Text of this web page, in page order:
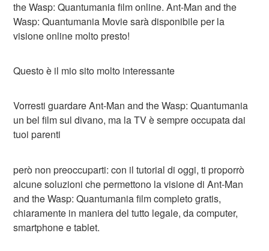
the Wasp: Quantumania film online. Ant-Man and the
Wasp: Quantumania Movie sarà disponibile per la
visione online molto presto!
Questo è il mio sito molto interessante
Vorresti guardare Ant-Man and the Wasp: Quantumania
un bel film sul divano, ma la TV è sempre occupata dai
tuoi parenti
però non preoccuparti: con il tutorial di oggi, ti proporrò
alcune soluzioni che permettono la visione di Ant-Man
and the Wasp: Quantumania film completo gratis,
chiaramente in maniera del tutto legale, da computer,
smartphone e tablet.